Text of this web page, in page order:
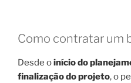
Como contratar um
Desde oinício do
finalização do projeto, o